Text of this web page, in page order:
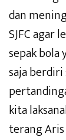
dan
SJFC agar
sepak bola
saja berdiri
kita
terang Aris